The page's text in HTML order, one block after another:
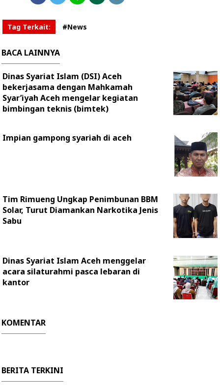
Tag Terkait: #News
BACA LAINNYA
Dinas Syariat Islam (DSI) Aceh
bekerjasama dengan Mahkamah
Syar’iyah Aceh mengelar kegiatan
bimbingan teknis (bimtek)
Impian gampong syariah di aceh
Tim Rimueng Ungkap Penimbunan BBM
Solar, Turut Diamankan Narkotika Jenis
Sabu
Dinas Syariat Islam Aceh menggelar
acara silaturahmi pasca lebaran di
kantor
KOMENTAR
BERITA TERKINI